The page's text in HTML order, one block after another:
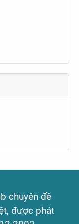
chuyên đề
được phát